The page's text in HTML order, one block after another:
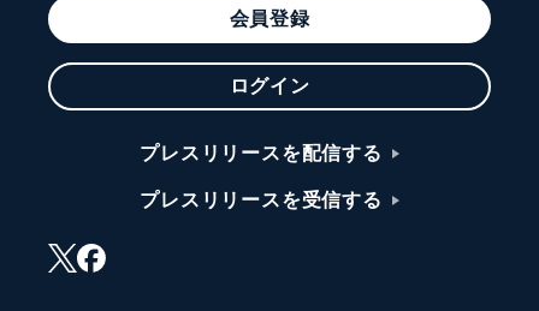
会員登録
ログイン
プレスリリースを配信する
プレスリリースを受信する